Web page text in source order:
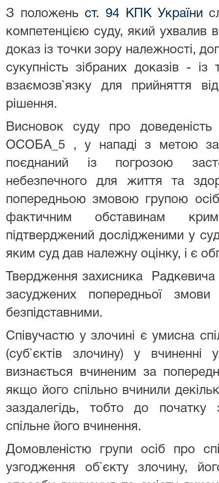
З положень ст. 94 КПК України
компетенцією суду, який ухвалив
доказ із точки зору належності,
сукупність зібраних доказів -
взаємозв`язку для прийняття
рішення.
Висновок суду про
ОСОБА_5 , у нападі з метою
поєднаний із погрозою
небезпечного для життя та
попередньою змовою групою
фактичним обставинам
підтверджений дослідженими у
яким суд дав належну оцінку, і є
Твердження захисника Радкевича
засуджених попередньої
безпідставними.
Співучастю у злочині є умисна
(суб`єктів злочину) у вчиненні
визнається вчиненим за
якщо його спільно вчинили
заздалегідь, тобто до
спільне його вчинення.
Домовленістю групи осіб про
узгодження об`єкту злочину,